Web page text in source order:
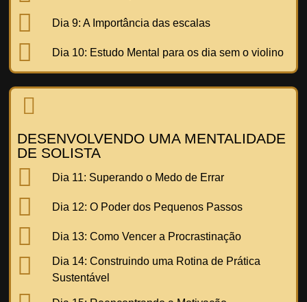
Dia 9: A Importância das escalas
Dia 10: Estudo Mental para os dia sem o violino
DESENVOLVENDO UMA MENTALIDADE
DE SOLISTA
Dia 11: Superando o Medo de Errar
Dia 12: O Poder dos Pequenos Passos
Dia 13: Como Vencer a Procrastinação
Dia 14: Construindo uma Rotina de Prática
Sustentável